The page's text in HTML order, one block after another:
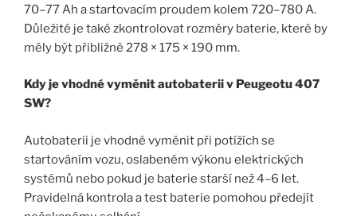
70–77 Ah a startovacím proudem kolem 720–780 A.
Důležité je také zkontrolovat rozměry baterie, které by
měly být přibližně 278 × 175 × 190 mm.
Kdy je vhodné vyměnit autobaterii v Peugeotu 407
SW?
Autobaterii je vhodné vyměnit při potížích se
startováním vozu, oslabeném výkonu elektrických
systémů nebo pokud je baterie starší než 4–6 let.
Pravidelná kontrola a test baterie pomohou předejít